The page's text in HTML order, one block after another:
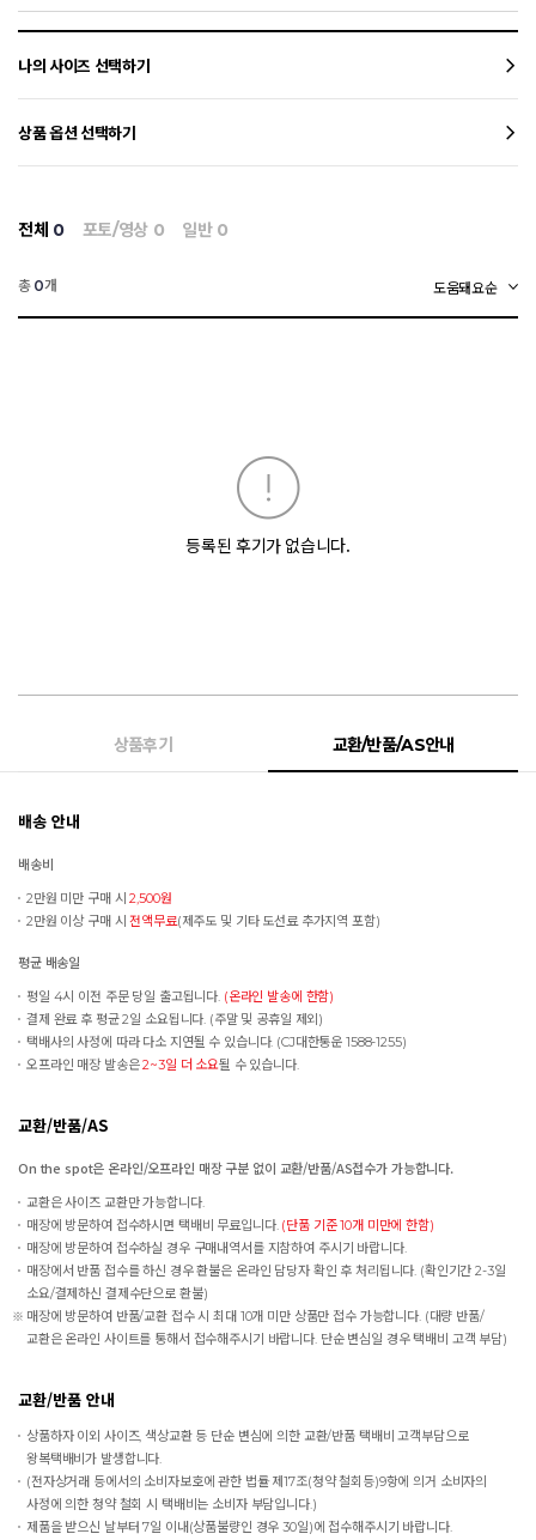
나의 사이즈 선택하기
상품 옵션 선택하기
전체 0 포토/영상 0 일반 0
총 0개
등록된 후기가 없습니다.
상품후기 교환/반품/AS안내
배송 안내
배송비
2만원 미만 구매 시2,500원
2만원 이상 구매 시전액무료(제주도 및 기타 도선료 추가지역 포함)
평균 배송일
평일 4시 이전 주문 당일 출고됩니다. (온라인 발송에 한함)
결제 완료 후 평균 2일 소요됩니다. (주말 및 공휴일 제외)
택배사의 사정에 따라 다소 지연될 수 있습니다. (CJ대한통운 1588-1255)
오프라인 매장 발송은2~3일 더 소요될 수 있습니다.
교환/반품/AS
On the spot은 온라인/오프라인 매장 구분 없이 교환/반품/AS접수가 가능합니다.
교환은 사이즈 교환만 가능합니다.
매장에 방문하여 접수하시면 택배비 무료입니다. (단품 기준 10개 미만에 한함)
매장에 방문하여 접수하실 경우 구매내역서를 지참하여 주시기 바랍니다.
매장에서 반품 접수를 하신 경우 환불은 온라인 담당자 확인 후 처리됩니다. (확인기간 2-3일
소요/결제하신 결제수단으로 환불)
매장에 방문하여 반품/교환 접수 시 최대 10개 미만 상품만 접수 가능합니다. (대량 반품/
교환은 온라인 사이트를 통해서 접수해주시기 바랍니다. 단순 변심일 경우 택배비 고객 부담)
교환/반품 안내
상품하자 이외 사이즈, 색상교환 등 단순 변심에 의한 교환/반품 택배비 고객부담으로
왕복택배비가 발생합니다.
(전자상거래 등에서의 소비자보호에 관한 법률 제17조(청약 철회등)9항에 의거 소비자의
사정에 의한 청약 철회 시 택배비는 소비자 부담입니다.)
제품을 받으신 날부터 7일 이내(상품불량인 경우 30일)에 접수해주시기 바랍니다.